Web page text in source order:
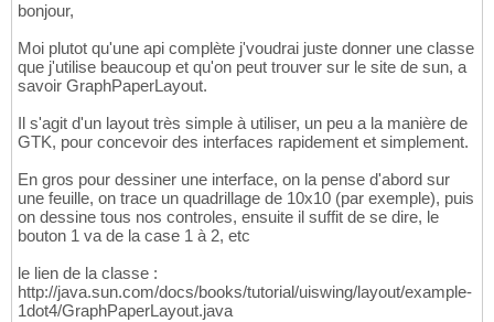
bonjour,
Moi plutot qu'une api complète j'voudrai juste donner une classe
que j'utilise beaucoup et qu'on peut trouver sur le site de sun, a
savoir GraphPaperLayout.
Il s'agit d'un layout très simple à utiliser, un peu a la manière de
GTK, pour concevoir des interfaces rapidement et simplement.
En gros pour dessiner une interface, on la pense d'abord sur
une feuille, on trace un quadrillage de 10x10 (par exemple), puis
on dessine tous nos controles, ensuite il suffit de se dire, le
bouton 1 va de la case 1 à 2, etc
le lien de la classe :
http://java.sun.com/docs/books/tutorial/uiswing/layout/example-
1dot4/GraphPaperLayout.java